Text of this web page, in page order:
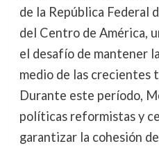
de la República Federal
del Centro de América,
el desafío de mantener
medio de las crecientes
Durante este período,
políticas reformistas y
garantizar la cohesión